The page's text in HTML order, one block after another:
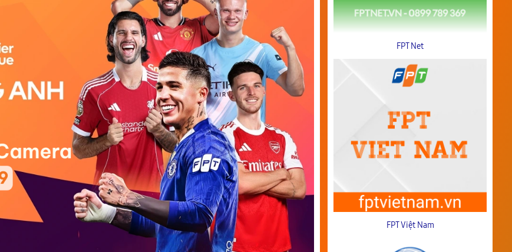
FPT Net
FPT Việt Nam